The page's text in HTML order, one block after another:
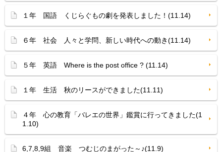
１年 国語 くじらぐもの劇を発表しました！(11.14)
６年 社会 人々と学問、新しい時代への動き(11.14)
５年 英語 Where is the post office ? (11.14)
１年 生活 秋のリースができました(11.11)
４年 心の教育「バレエの世界」鑑賞に行ってきました(1
1.10)
6,7,8,9組 音楽 つむじのまがった～♪(11.9)